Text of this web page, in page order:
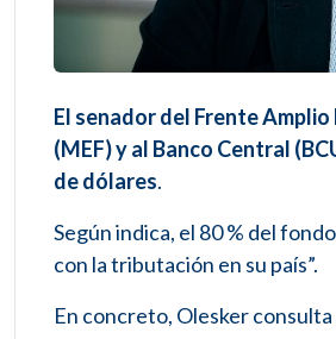
El senador del Frente
(MEF) y al Banco Central
de dólares.
Según indica, el 80 % del
con la tributación en su país”.
En concreto, Olesker